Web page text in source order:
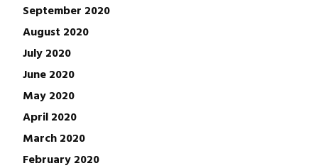
September 2020
August 2020
July 2020
June 2020
May 2020
April 2020
March 2020
February 2020